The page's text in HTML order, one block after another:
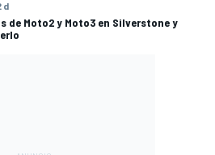
d
de Moto2 y Moto3 en Silverstone y